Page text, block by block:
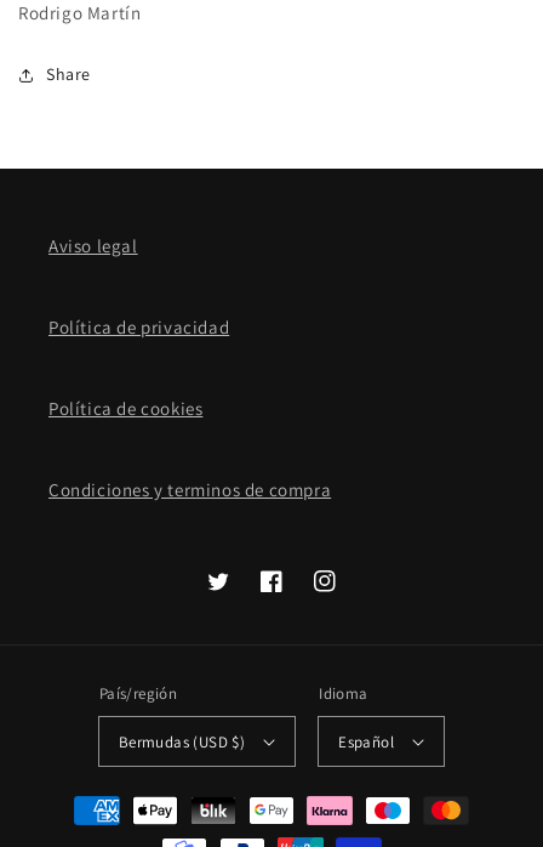
Rodrigo Martín
Share
Aviso legal
Política de privacidad
Política de cookies
Condiciones y terminos de compra
TwitterFacebookInstagram
País/región
Bermudas (USD $)
Idioma
Español
Formas